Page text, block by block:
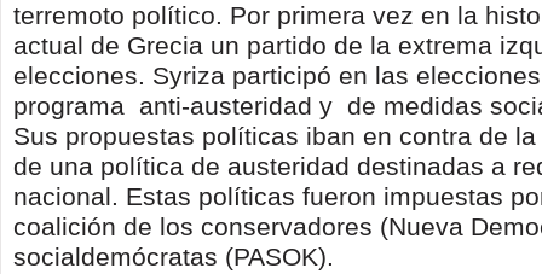
terremoto político. Por primera vez en la
actual de Grecia un partido de la extrema
elecciones. Syriza participó en las
programa anti-austeridad y de medidas
Sus propuestas políticas iban en contra de
de una política de austeridad destinadas a
nacional. Estas políticas fueron impuestas
coalición de los conservadores (Nueva
socialdemócratas (PASOK).